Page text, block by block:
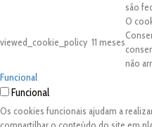
são
viewed_cookie_policy 11 meses
O
não
Funcional
Funcional
Os cookies funcionais ajudam a